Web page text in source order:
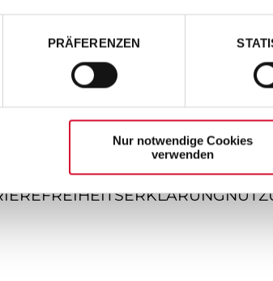
PRÄFERENZEN
Nur notwendige Cookies
verwenden